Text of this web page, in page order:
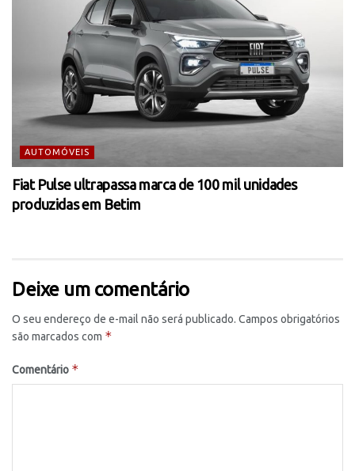
AUTOMÓVEIS
Fiat Pulse ultrapassa marca de 100 mil unidades
produzidas em Betim
Deixe um comentário
O seu endereço de e-mail não será publicado. Campos obrigatórios
são marcados com *
Comentário *